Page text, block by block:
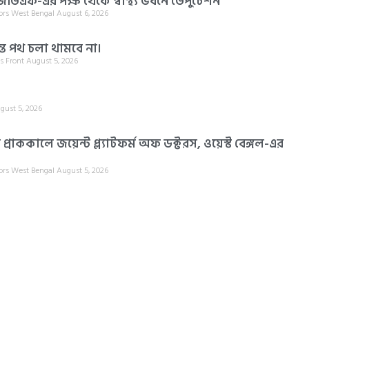
West Bengal August 6, 2026
পথ চলা থামবে না।
FrontAugust 5, 2026
5, 2026
জয়েন্ট প্ল্যাটফর্ম অফ ডক্টরস, ওয়েস্ট বেঙ্গল-এর
West Bengal August 5, 2026